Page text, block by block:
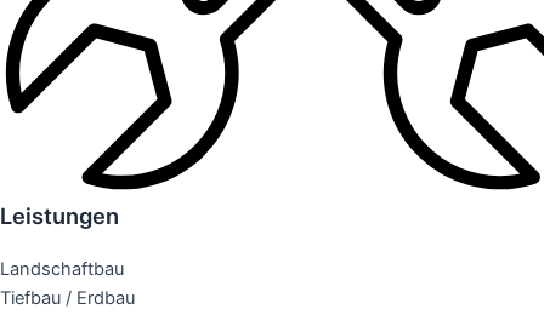
Leistungen
Landschaftbau
Tiefbau / Erdbau